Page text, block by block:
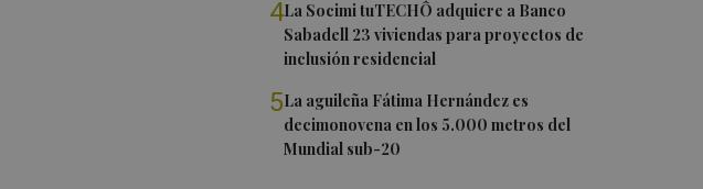
4La Socimi tuTECHÔ adquiere a Banco
Sabadell 23 viviendas para proyectos de
inclusión residencial
5La aguileña Fátima Hernández es
decimonovena en los 5.000 metros del
Mundial sub-20